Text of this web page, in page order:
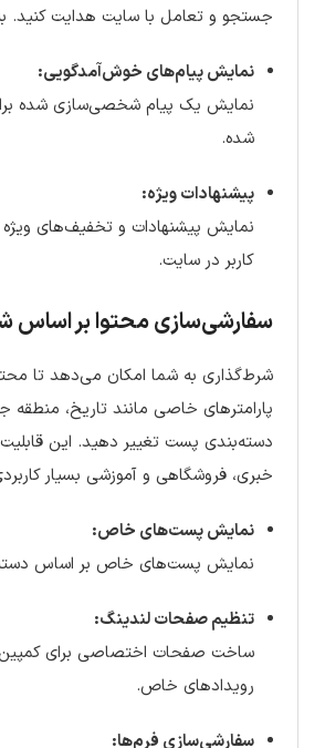
جستجو و تعامل با سایت هدایت کنید.
نمایش پیام‌های خوش‌آمدگویی:
نمایش یک پیام شخصی‌سازی شده برای
شده.
پیشنهادات ویژه:
نمایش پیشنهادات و تخفیف‌های
کاربر در سایت.
سفارشی‌سازی محتوا بر اساس
شرط‌گذاری به شما امکان می‌دهد تا
پارامترهای خاصی مانند تاریخ، منطقه
دسته‌بندی پست تغییر دهید. این
خبری، فروشگاهی و آموزشی بسیار
نمایش پست‌های خاص:
نمایش پست‌های خاص بر اساس
تنظیم صفحات لندینگ:
ساخت صفحات اختصاصی برای
رویدادهای خاص.
سفارشی‌سازی فرم‌ها: